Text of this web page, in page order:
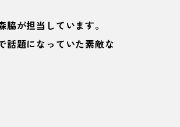
が担当しています。
話題になっていた素敵な